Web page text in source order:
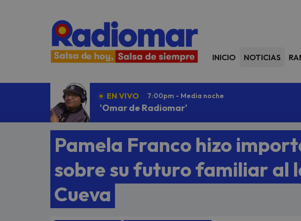
INICIO NOTICIAS
EN VIVO 7:00pm - Media noche
'Omar de Radiomar'
Pamela Franco hizo
sobre su futuro familiar al
Cueva